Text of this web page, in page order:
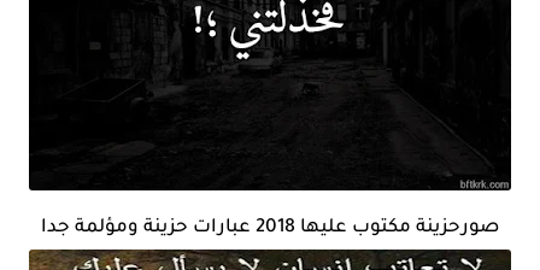
صورحزينة مكتوب عليها 2018 عبارات حزينة ومؤلمة جدا